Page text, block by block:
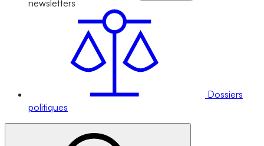
newsletters
Dossiers
politiques